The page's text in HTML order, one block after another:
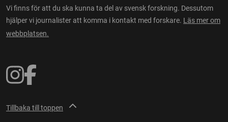
Vi finns för att du ska kunna ta del av svensk forskning. Dessutom
hjälper vi journalister att komma i kontakt med forskare. Läs mer om
webbplatsen.
Tillbaka till toppen